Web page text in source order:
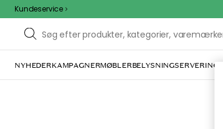
Kundeservice
NYHEDERKAMPAGNERMØBLERBELYSNINGSERVERING